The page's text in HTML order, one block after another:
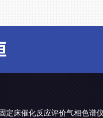
定床催化反应评价气相色谱